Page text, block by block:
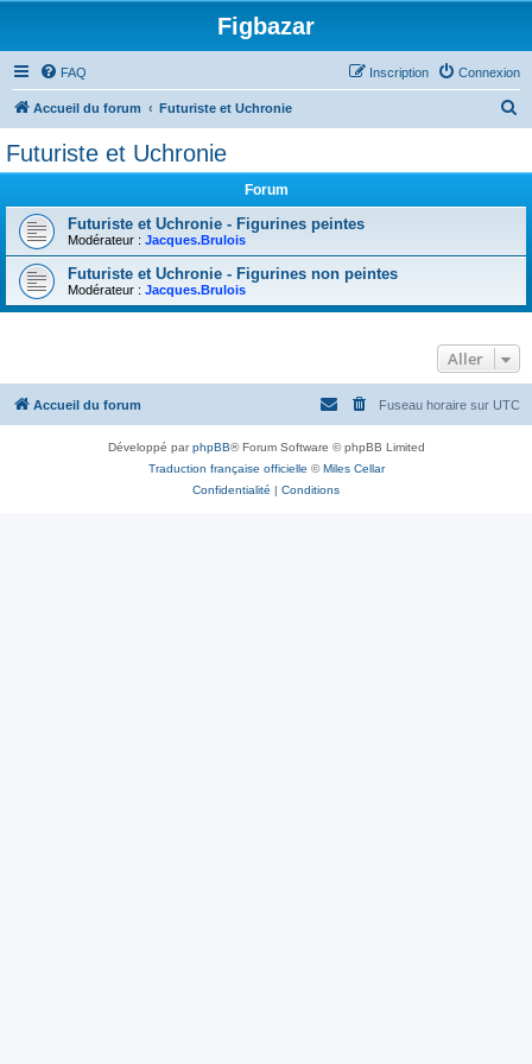
Figbazar
FAQ Connexion
Inscription
Accueil du forum Futuriste et Uchronie
h
Futuriste et Uchronie
Forum
Futuriste et Uchronie - Figurines peintes
Modérateur : Jacques.Brulois
Futuriste et Uchronie - Figurines non peintes
Modérateur : Jacques.Brulois
Aller
Accueil du forum Fuseau horaire sur UTC
Développé parphpBB® Forum Software © phpBB Limited
Traduction française officielle ©Miles Cellar
Confidentialité | Conditions